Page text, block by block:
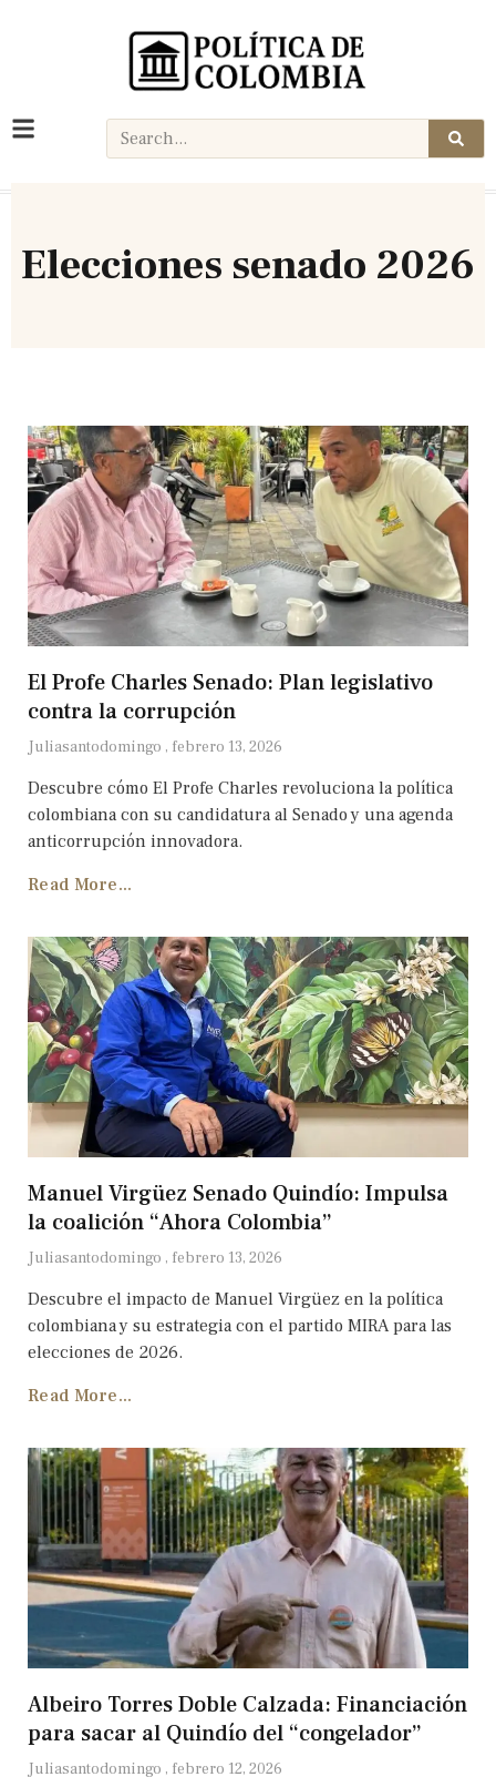
Elecciones senado 2026
El Profe Charles Senado: Plan legislativo
contra la corrupción
Juliasantodomingo febrero 13, 2026
Descubre cómo El Profe Charles revoluciona la política
colombiana con su candidatura al Senado y una agenda
anticorrupción innovadora.
Read More...
Manuel Virgüez Senado Quindío: Impulsa
la coalición “Ahora Colombia”
Juliasantodomingo febrero 13, 2026
Descubre el impacto de Manuel Virgüez en la política
colombiana y su estrategia con el partido MIRA para las
elecciones de 2026.
Read More...
Albeiro Torres Doble Calzada: Financiación
para sacar al Quindío del “congelador”
Juliasantodomingo febrero 12, 2026